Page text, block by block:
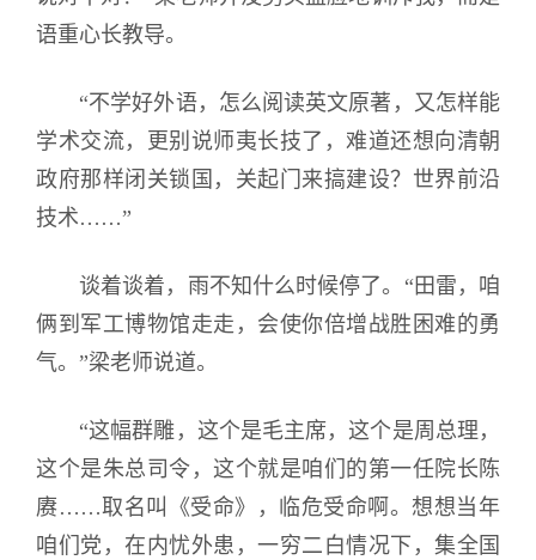
语重心长教导。
“不学好外语，怎么阅读英文原著，又怎样能
学术交流，更别说师夷长技了，难道还想向清朝
政府那样闭关锁国，关起门来搞建设？世界前沿
技术……”
谈着谈着，雨不知什么时候停了。“田雷，咱
俩到军工博物馆走走，会使你倍增战胜困难的勇
气。”梁老师说道。
“这幅群雕，这个是毛主席，这个是周总理，
这个是朱总司令，这个就是咱们的第一任院长陈
赓……取名叫《受命》，临危受命啊。想想当年
咱们党，在内忧外患，一穷二白情况下，集全国